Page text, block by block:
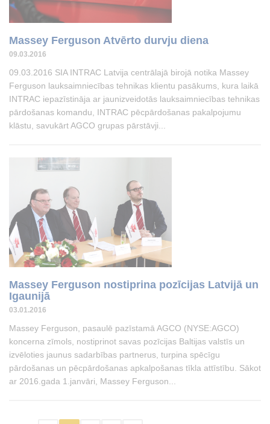
Massey Ferguson Atvērto durvju diena
09.03.2016
09.03.2016 SIA INTRAC Latvija centrālajā birojā notika Massey
Ferguson lauksaimniecības tehnikas klientu pasākums, kura laikā
INTRAC iepazīstināja ar jaunizveidotās lauksaimniecības tehnikas
pārdošanas komandu, INTRAC pēcpārdošanas pakalpojumu
klāstu, savukārt AGCO grupas pārstāvji...
Massey Ferguson nostiprina pozīcijas Latvijā un
Igaunijā
03.01.2016
Massey Ferguson, pasaulē pazīstamā AGCO (NYSE:AGCO)
koncerna zīmols, nostiprinot savas pozīcijas Baltijas valstīs un
izvēloties jaunus sadarbības partnerus, turpina spēcīgu
pārdošanas un pēcpārdošanas apkalpošanas tīkla attīstību. Sākot
ar 2016.gada 1.janvāri, Massey Ferguson...